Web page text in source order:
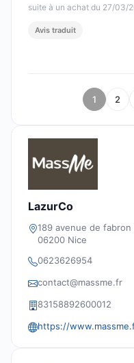
suite à un achat du 27/03/
Avis traduit
1 2
LazurCo
189 avenue de fabron
06200 Nice
0623626954
contact@massme.fr
83158892600012
https://